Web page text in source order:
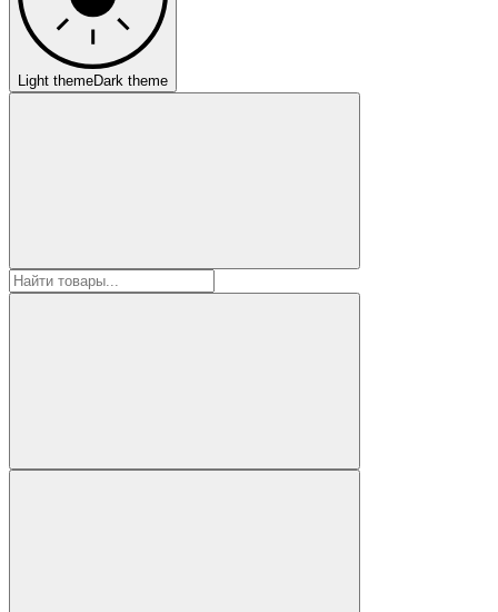
Light themeDark theme